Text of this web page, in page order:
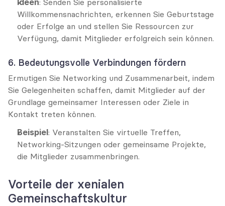
Ideen: Senden Sie personalisierte
Willkommensnachrichten, erkennen Sie Geburtstage
oder Erfolge an und stellen Sie Ressourcen zur
Verfügung, damit Mitglieder erfolgreich sein können.
6. Bedeutungsvolle Verbindungen fördern
Ermutigen Sie Networking und Zusammenarbeit, indem
Sie Gelegenheiten schaffen, damit Mitglieder auf der
Grundlage gemeinsamer Interessen oder Ziele in
Kontakt treten können.
Beispiel: Veranstalten Sie virtuelle Treffen,
Networking-Sitzungen oder gemeinsame Projekte,
die Mitglieder zusammenbringen.
Vorteile der xenialen
Gemeinschaftskultur